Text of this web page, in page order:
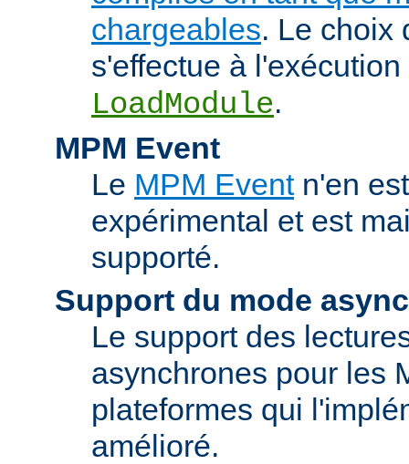
chargeables. Le choix
s'effectue à
LoadModule.
MPM Event
Le MPM Eventn'en
expérimental et est
supporté.
Support du mode
Le support des
asynchrones pour les
plateformes qui
amélioré.